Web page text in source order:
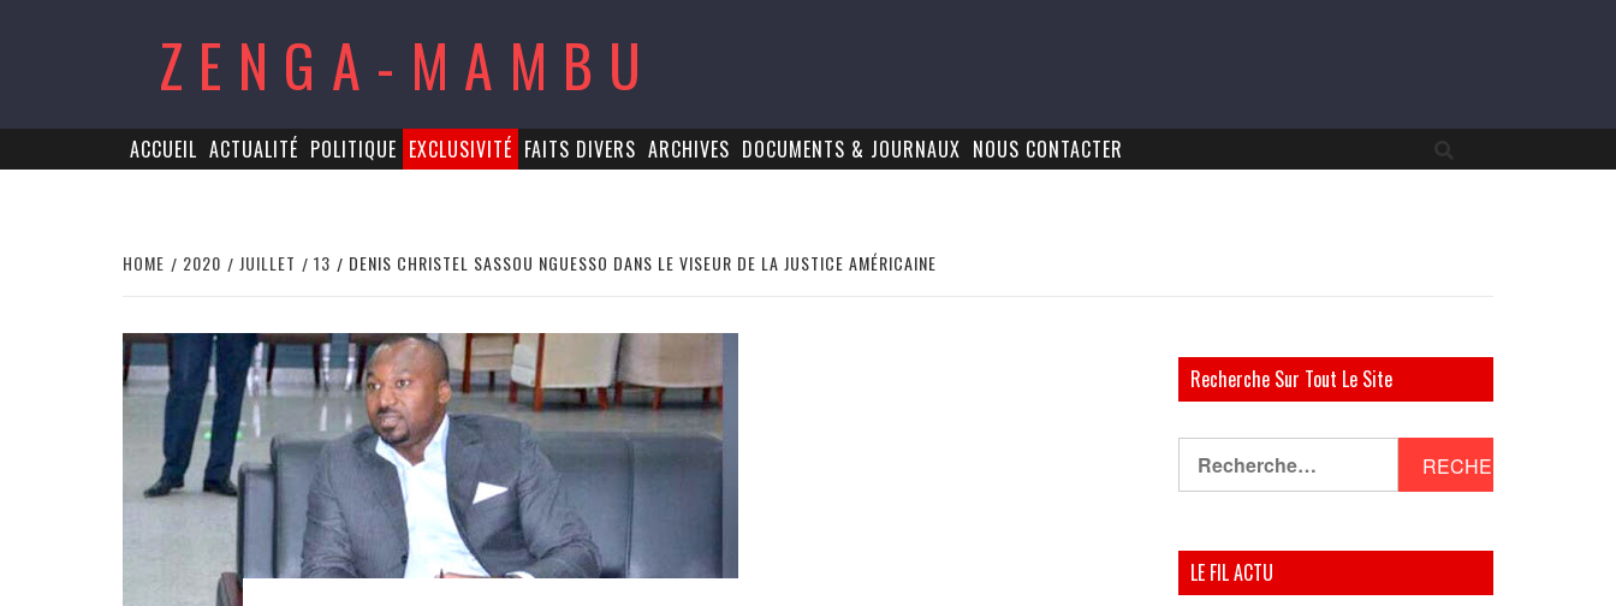
ZENGA-MAMBU
ACCUEIL ACTUALITÉ POLITIQUE EXCLUSIVITÉ FAITS DIVERS ARCHIVES DOCUMENTS & JOURNAUX NOUS CONTACTER
HOME 2020 JUILLET 13 DENIS CHRISTEL SASSOU NGUESSO DANS LE VISEUR DE LA JUSTICE AMÉRICAINE
Recherche Sur Tout Le Site
LE FIL ACTU